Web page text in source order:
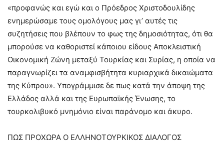
«προφανώς και εγώ και ο Πρόεδρος Χριστοδουλίδης
ενημερώσαμε τους ομολόγους μας γι’ αυτές τις
συζητήσεις που βλέπουν το φως της δημοσιότητας, ότι θα
μπορούσε να καθοριστεί κάποιου είδους Αποκλειστική
Οικονομική Ζώνη μεταξύ Τουρκίας και Συρίας, η οποία να
παραγνωρίζει τα αναμφισβήτητα κυριαρχικά δικαιώματα
της Κύπρου». Υπογράμμισε δε πως κατά την άποψη της
Ελλάδος αλλά και της Ευρωπαϊκής Ένωσης, το
τουρκολιβυκό μνημόνιο είναι παράνομο και άκυρο.
ΠΩΣ ΠΡΟΧΩΡΑ Ο ΕΛΛΗΝΟΤΟΥΡΚΙΚΟΣ ΔΙΑΛΟΓΟΣ